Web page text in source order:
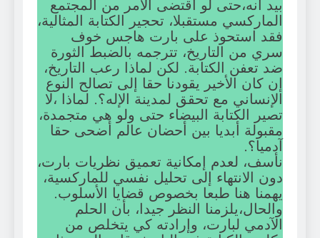
بيد أنه،حتى لو اقتضى الأمر من المجتمع
الماركسي مستقبلا، تحجير الكتابة المثالية،
فقد استحوذ على بارت هاجس خوف
سري من التاريخ، تترجمه بالضبط الثورة
ضد تعفن الكتابة. لكن لماذا رعب التاريخ،
إن كان الأخير يقودنا حقا إلى تصالح النوع
الإنساني مع تحقق لمدينة الإله؟. لماذا ،لا
تصير الكتابة البيضاء حتى ولو هي متجمدة،
مقبولة أبديا بين أحضان عالم أضحى حقا
آدميا؟.
نأسف، لعدم إمكانية تعميق نظريات بارت،
دون الانتهاء إلى تحليل نفسي للماركسية،
يهمنا هنا طبعا بخصوص قضايا الأسلوب.
والحال،يلزمنا النظر جيدا، بأن الحلم
الآدمي لبارت، وإرادته كي يتخلص من